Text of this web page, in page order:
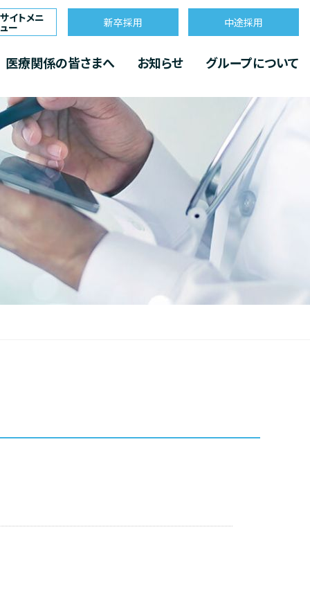
ン科
医師紹介
医療関係の皆さまへ お知らせ グループについて
サイトメニ
ュー 新卒採用 中途採用
閉じる
関係の皆さまへ グループについて
グループ案内